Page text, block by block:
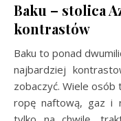
Baku – stolica
kontrastów
Baku to ponad
najbardziej
zobaczyć. Wiele
ropę naftową, gaz i